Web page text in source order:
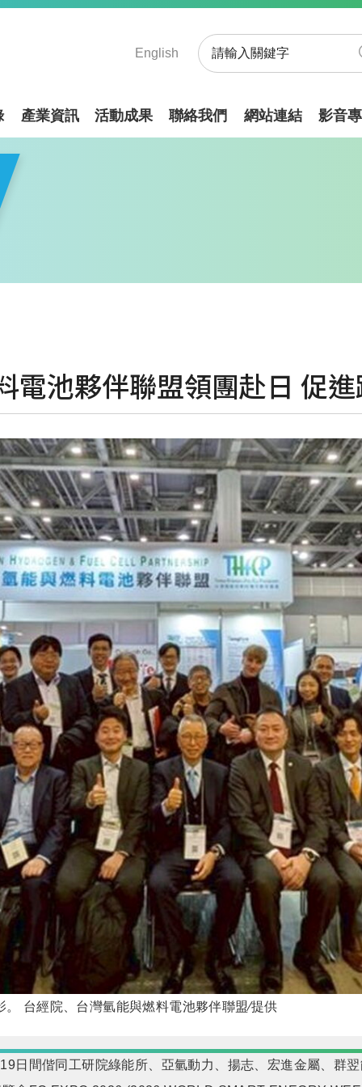
English
產業資訊 活動成果 聯絡我們 網站連結 影音
電池夥伴聯盟領團赴日 促
台經院、台灣氫能與燃料電池夥伴聯盟∕提供
日間偕同工研院綠能所、亞氫動力、揚志、宏進金屬、群